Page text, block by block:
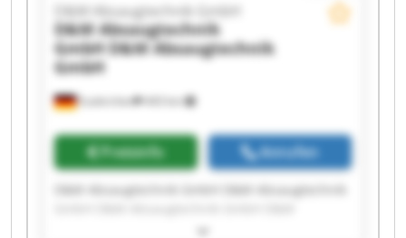
Euskirchen 443 km
D&M Absaugtechnik GmbH
D&M Absaugtechnik
GmbH D&M Absaugtechnik
GmbH
Preisinfo Anrufen
D&M Absaugtechnik GmbH D&M Absaugtechnik
Absaugtechnik GmbH D&M Absaugtechnik